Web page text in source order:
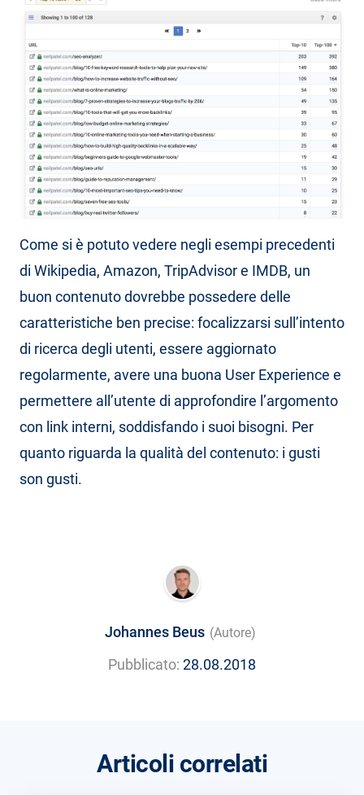
Come si è potuto vedere negli esempi precedenti
di Wikipedia, Amazon, TripAdvisor e IMDB, un
buon contenuto dovrebbe possedere delle
caratteristiche ben precise: focalizzarsi sull’intento
di ricerca degli utenti, essere aggiornato
regolarmente, avere una buona User Experience e
permettere all’utente di approfondire l’argomento
con link interni, soddisfando i suoi bisogni. Per
quanto riguarda la qualità del contenuto: i gusti
son gusti.
Johannes Beus (Autore)
Pubblicato: 28.08.2018
Articoli correlati